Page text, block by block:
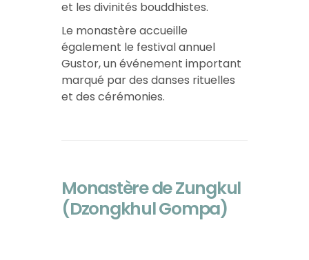
et les divinités bouddhistes.
Le monastère accueille
également le festival annuel
Gustor, un événement important
marqué par des danses rituelles
et des cérémonies.
Monastère de Zungkul
(Dzongkhul Gompa)